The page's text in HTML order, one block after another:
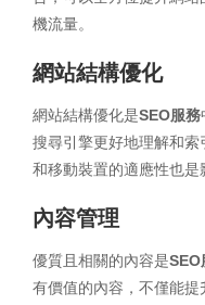
機流量。
網站結構優化
網站結構優化是SEO服務
搜尋引擎更好地理解和
和移動裝置的適應性也是
內容管理
優質且相關的內容是SEO
有價值的內容，不僅能